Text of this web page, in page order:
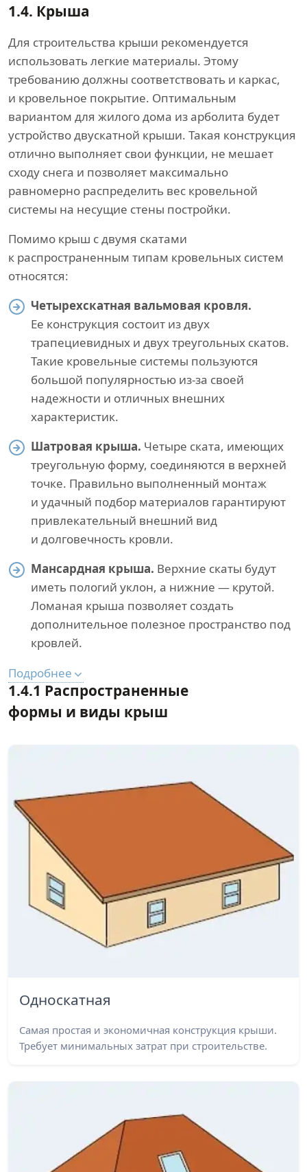
1.4. Крыша
Для строительства крыши рекомендуется
использовать легкие материалы. Этому
требованию должны соответствовать и каркас,
и кровельное покрытие. Оптимальным
вариантом для жилого дома из арболита будет
устройство двускатной крыши. Такая конструкция
отлично выполняет свои функции, не мешает
сходу снега и позволяет максимально
равномерно распределить вес кровельной
системы на несущие стены постройки.
Помимо крыш с двумя скатами
к распространенным типам кровельных систем
относятся:
Четырехскатная вальмовая кровля.
Ее конструкция состоит из двух
трапециевидных и двух треугольных скатов.
Такие кровельные системы пользуются
большой популярностью из-за своей
надежности и отличных внешних
характеристик.
Шатровая крыша. Четыре ската, имеющих
треугольную форму, соединяются в верхней
точке. Правильно выполненный монтаж
и удачный подбор материалов гарантируют
привлекательный внешний вид
и долговечность кровли.
Мансардная крыша. Верхние скаты будут
иметь пологий уклон, а нижние — крутой.
Ломаная крыша позволяет создать
дополнительное полезное пространство под
кровлей.
Подробнее
1.4.1 Распространенные
формы и виды крыш
Односкатная
Самая простая и экономичная конструкция крыши.
Требует минимальных затрат при строительстве.